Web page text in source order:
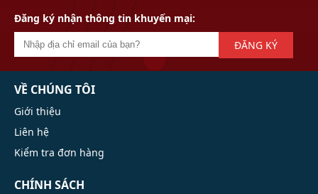
Đăng ký nhận thông tin khuyến mại:
ĐĂNG KÝ
VỀ CHÚNG TÔI
Giới thiệu
Liên hệ
Kiểm tra đơn hàng
CHÍNH SÁCH